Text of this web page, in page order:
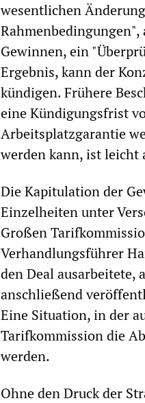
wesentlichen
Gewinnen, ein
Ergebnis, kann der
kündigen. Frühere
eine Kündigungsfrist
Arbeitsplatzgarantie
werden kann, ist leicht
Die Kapitulation der
Einzelheiten unter
Großen
Verhandlungsführer
den Deal ausarbeitete,
anschließend
Eine Situation, in der
Tarifkommission die
werden.
Ohne den Druck der